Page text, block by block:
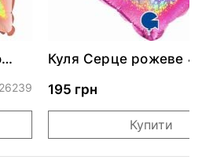
Куля Серце рожеве
195 грн
Купити